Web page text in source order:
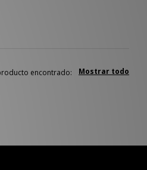
Mostrar todo
encontrado: